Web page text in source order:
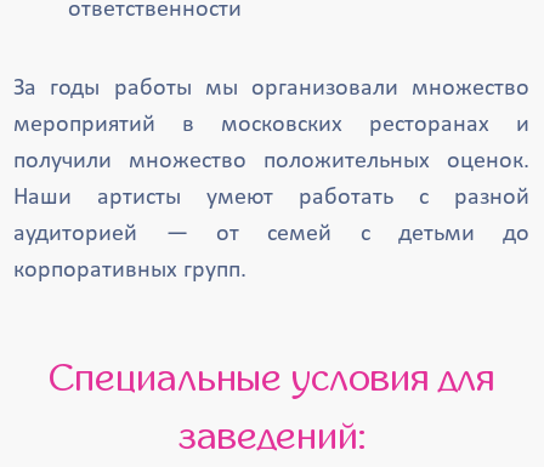
ответственности
За годы работы мы организовали множество
мероприятий в московских ресторанах и
получили множество положительных оценок.
Наши артисты умеют работать с разной
аудиторией — от семей с детьми до
корпоративных групп.
Специальные условия для
заведений: